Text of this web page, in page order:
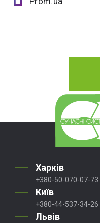
Харків
+380-50-070-07-73
Київ
+380-44-537-34-26
Львів